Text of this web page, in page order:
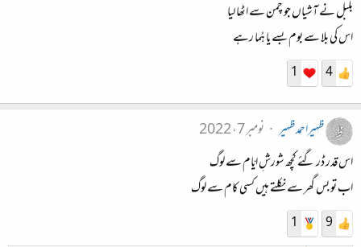
بلبل نے آشیاں جو چمن سے اٹھا لیا
اس کی بلا سے بوم بسے یا ہُما رہے
4
1
ظہیراحمدظہیر
نومبر 7، 2022
اس قدر ڈر گئے کچھ شورشِ ایّام سے لوگ
اب تو بس گھر سے نکلتے ہیں کسی کام سے لوگ
9
1